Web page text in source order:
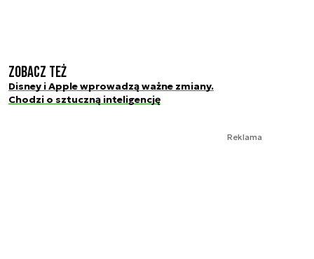
Zobacz też
Disney i Apple wprowadzą ważne zmiany.
Chodzi o sztuczną inteligencję
Reklama